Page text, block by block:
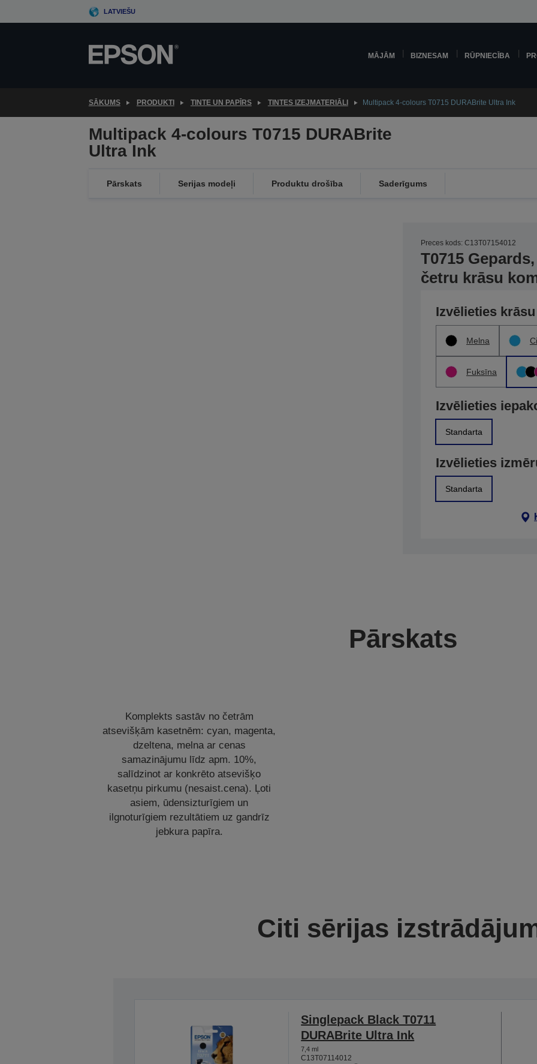
to
LATVIEŠU
MĀJĀM BIZNESAM RŪPNIECĪBA
SĀKUMS PRODUKTI TINTE UN PAPĪRS TINTES IZEJMATERIĀLI Multipack 4-colours T0715 DURABrite Ultra Ink
Multipack 4-colours T0715 DURABrite
Ultra Ink
Pārskats Serijas modeļi Produktu drošība Saderīgums
Preces kods: C13T07154012
T0715
četru krāsu
Izvēlieties krāsu
Melna
Fuksīna
Izvēlieties
Standarta
Izvēlieties
Standarta
Pārskats
Komplekts sastāv no četrām
atsevišķām kasetnēm: cyan, magenta,
dzeltena, melna ar cenas
samazinājumu līdz apm. 10%,
salīdzinot ar konkrēto atsevišķo
kasetņu pirkumu (nesaist.cena). Ļoti
asiem, ūdensizturīgiem un
ilgnoturīgiem rezultātiem uz gandrīz
jebkura papīra.
Citi sērijas
Singlepack Black T0711
DURABrite Ultra Ink
7,4 ml
C13T07114012